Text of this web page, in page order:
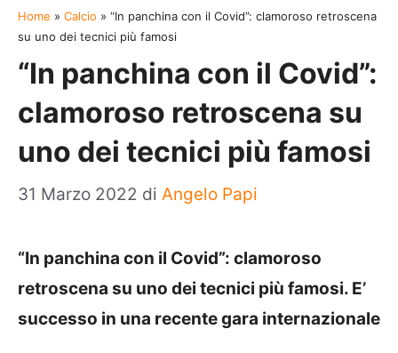
Home » Calcio » “In panchina con il Covid”: clamoroso retroscena
su uno dei tecnici più famosi
“In panchina con il Covid”:
clamoroso retroscena su
uno dei tecnici più famosi
31 Marzo 2022 di Angelo Papi
“In panchina con il Covid”: clamoroso
retroscena su uno dei tecnici più famosi. E’
successo in una recente gara internazionale